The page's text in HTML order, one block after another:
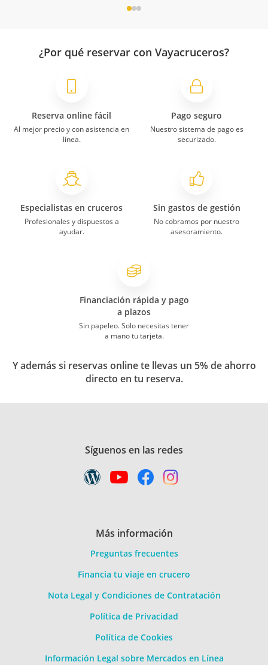
¿Por qué reservar con Vayacruceros?
Reserva online fácil
Al mejor precio y con asistencia en
línea.
Pago seguro
Nuestro sistema de pago es
securizado.
Especialistas en cruceros
Profesionales y dispuestos a
ayudar.
Sin gastos de gestión
No cobramos por nuestro
asesoramiento.
Financiación rápida y pago
a plazos
Sin papeleo. Solo necesitas tener
a mano tu tarjeta.
Y además si reservas online te llevas un 5% de ahorro
directo en tu reserva.
Síguenos en las redes
Más información
Preguntas frecuentes
Financia tu viaje en crucero
Nota Legal y Condiciones de Contratación
Política de Privacidad
Política de Cookies
Información Legal sobre Mercados en Línea